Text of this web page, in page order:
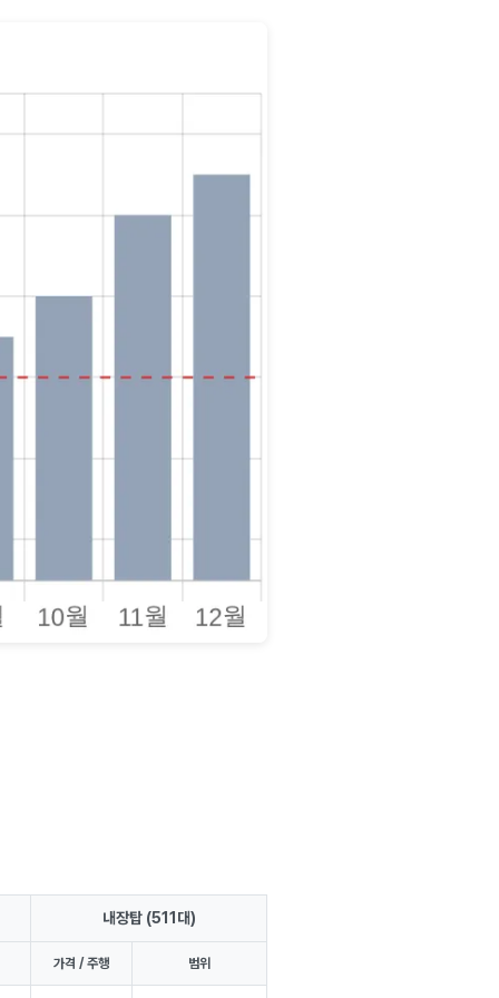
내장탑 (511대)
가격 / 주행 범위